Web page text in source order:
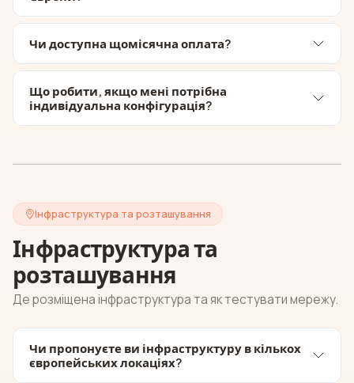
Чи доступна щомісячна оплата?
Що робити, якщо мені потрібна
індивідуальна конфігурація?
Інфраструктура та розташування
Інфраструктура та
розташування
Де розміщена інфраструктура та як тестувати мережу.
Чи пропонуєте ви інфраструктуру в кількох
європейських локаціях?